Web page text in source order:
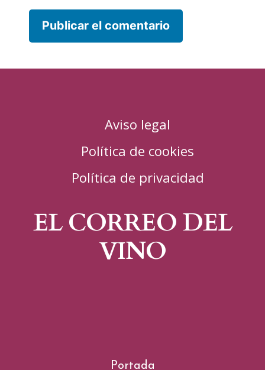
Aviso legal
Política de cookies
Política de privacidad
EL CORREO DEL
VINO
Portada